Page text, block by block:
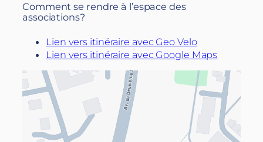
Comment se rendre à l’espace des
associations?
Lien vers itinéraire avec Geo Velo
Lien vers itinéraire avec Google Maps